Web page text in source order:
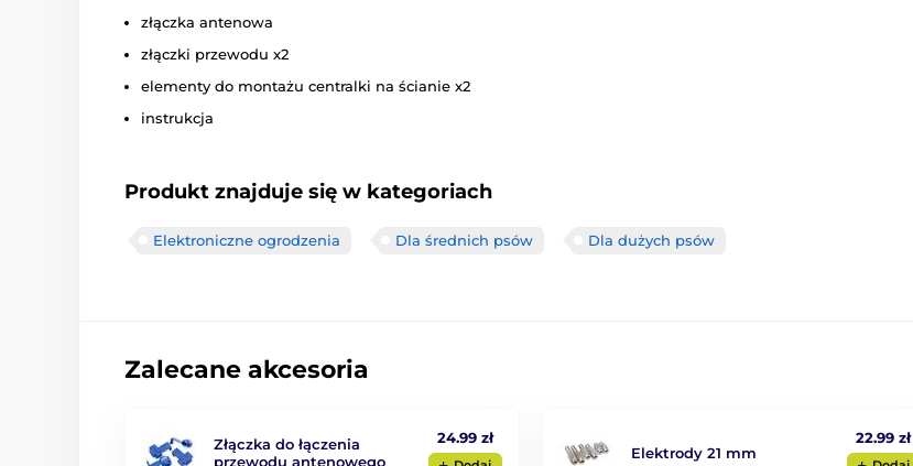
złączka antenowa
złączki przewodu x2
elementy do montażu centralki na ścianie x2
instrukcja
Produkt znajduje się w kategoriach
Elektroniczne ogrodzenia Dla średnich psów Dla dużych psów
Zalecane akcesoria
Złączka do łączenia
przewodu antenowego
24.99 zł
Elektrody 21 mm
22.99 zł